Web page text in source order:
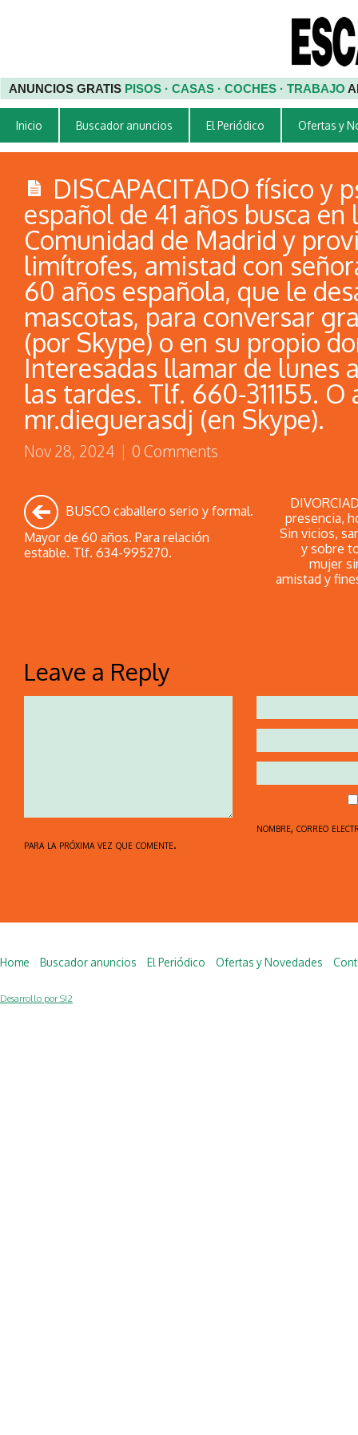
ANUNCIOS GRATIS PISOS · CASAS · COCHES · TRABAJO
Inicio Buscador anuncios El Periódico Ofertas y
DISCAPACITADO físico y
español de 41 años busca en
Comunidad de Madrid y
limítrofes, amistad con
60 años española, que le
mascotas, para conversar
(por Skype) o en su propio
Interesadas llamar de lunes
las tardes. Tlf. 660-311155. O
mr.dieguerasdj (en Skype).
Nov 28, 2024 | 0 Comments
BUSCO caballero serio y formal.
Mayor de 60 años. Para relación
estable. Tlf. 634-995270.
presencia,
Sin vicios,
y sobre
mujer
amistad y
Leave a Reply
nombre, correo
para la próxima vez que comente.
Home Buscador anuncios El Periódico Ofertas y Novedades
Desarrollo por SI2